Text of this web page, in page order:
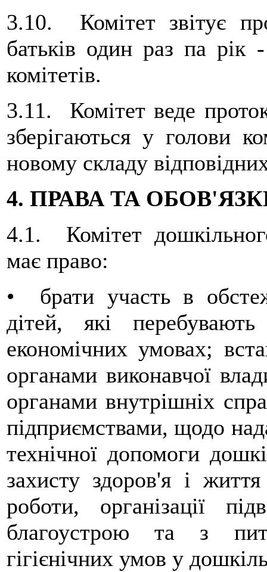
3.10. Комітет звітує
батьків один раз па рік
комітетів.
3.11. Комітет веде
зберігаються у голови
новому складу
4. ПРАВА ТА
4.1. Комітет
має право:
• брати участь в
дітей, які
економічних умовах;
органами виконавчої
органами внутрішніх
підприємствами, щодо
технічної допомоги
захисту здоров'я і
роботи, організації
благоустрою та з
гігієнічних умов у